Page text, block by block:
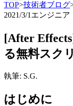
TOP>技術者ブログ
2021/3/1 エンジニア
[After
る無料スク
執筆: S.G.
はじめに